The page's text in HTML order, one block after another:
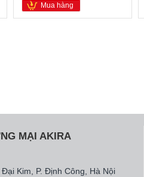
Mua hàng
MẠI AKIRA
Kim, P. Định Công, Hà Nội